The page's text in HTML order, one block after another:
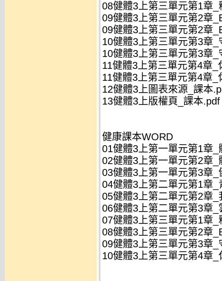
08健體3上第三單元第1章
09健體3上第三單元第2章
09健體3上第三單元第2章
10健體3上第三單元第3章
10健體3上第三單元第3章
11健體3上第三單元第4章
11健體3上第三單元第4章
12健體3上圖表來源_課本
13健體3上版權頁_課本.pdf
健康課本WORD
01健體3上第一單元第1章
02健體3上第一單元第2章
03健體3上第一單元第3章
04健體3上第二單元第1章
05健體3上第二單元第2章
06健體3上第二單元第3章
07健體3上第三單元第1章
08健體3上第三單元第2章
09健體3上第三單元第3章
10健體3上第三單元第4章